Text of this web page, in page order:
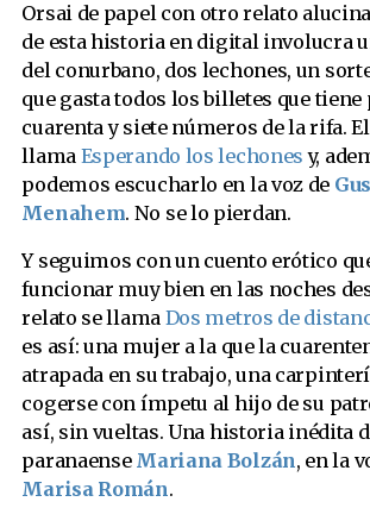
Orsai de papel con otro relato
de esta historia en digital involucra
del conurbano, dos lechones, un
que gasta todos los billetes que
cuarenta y siete números de la rifa.
llama Esperando los lechones y,
podemos escucharlo en la voz de
Menahem. No se lo pierdan.
Y seguimos con un cuento erótico
funcionar muy bien en las noches
relato se llama Dos metros de
es así: una mujer a la que la
atrapada en su trabajo, una
cogerse con ímpetu al hijo de su
así, sin vueltas. Una historia inédita
paranaense Mariana Bolzán, en la
Marisa Román.